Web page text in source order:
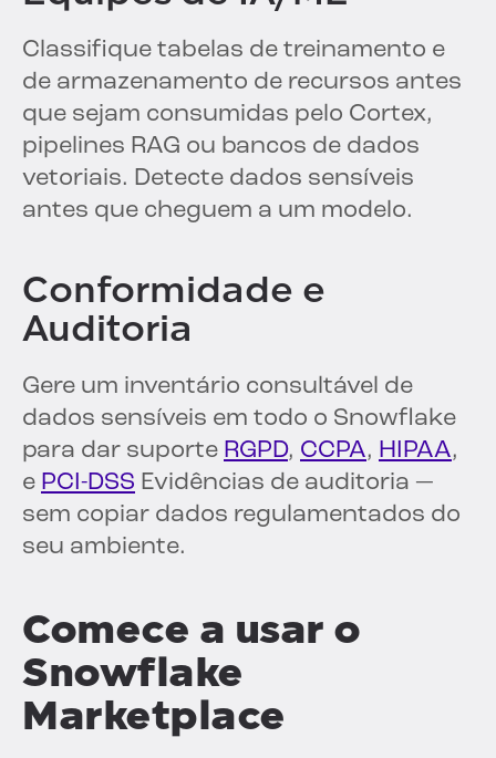
Classifique tabelas de treinamento e
de armazenamento de recursos antes
que sejam consumidas pelo Cortex,
pipelines RAG ou bancos de dados
vetoriais. Detecte dados sensíveis
antes que cheguem a um modelo.
Conformidade e
Auditoria
Gere um inventário consultável de
dados sensíveis em todo o Snowflake
para dar suporte RGPD, CCPA, HIPAA,
e PCI-DSS Evidências de auditoria —
sem copiar dados regulamentados do
seu ambiente.
Comece a usar o
Snowflake
Marketplace